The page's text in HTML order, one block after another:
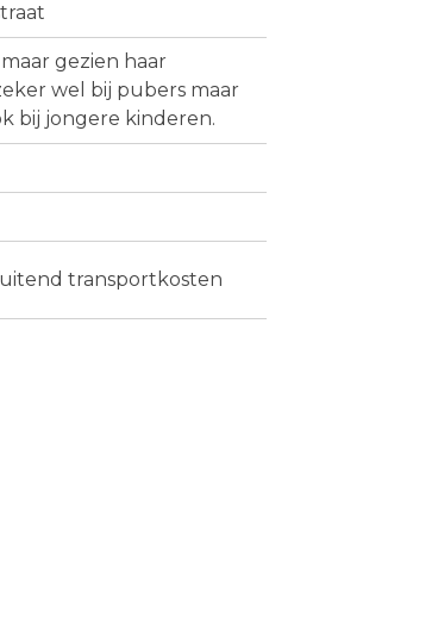
gezien haar
wel bij pubers maar
bij jongere kinderen.
transportkosten